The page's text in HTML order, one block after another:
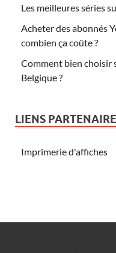
Les meilleures séries
Acheter des abonnés
combien ça coûte ?
Comment bien choisir
Belgique ?
LIENS
Imprimerie d'affiches